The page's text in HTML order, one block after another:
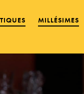
MILLÉSIMES